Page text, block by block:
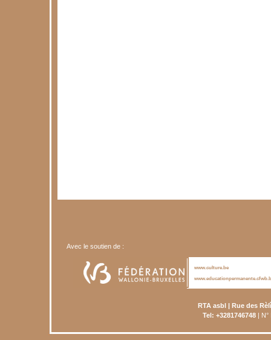
Avec le soutien de :
www.culture.be
RTA asbl | Rue des
Tel: +3281746748| N°